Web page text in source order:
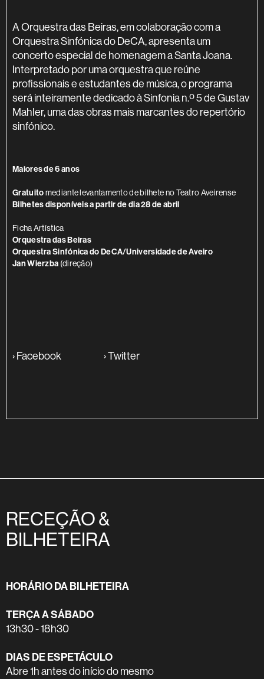
SINOPSE
A Orquestra das Beiras, em colaboração com a
Orquestra Sinfónica do DeCA, apresenta um
concerto especial de homenagem a Santa Joana.
Interpretado por uma orquestra que reúne
profissionais e estudantes de música, o programa
será inteiramente dedicado à Sinfonia n.º 5 de Gustav
Mahler, uma das obras mais marcantes do repertório
sinfónico.
Maiores de 6 anos
Gratuitomediante levantamento de bilhete no Teatro Aveirense
Bilhetes disponíveis a partir de dia 28 de abril
Ficha Artística
Orquestra das Beiras
Orquestra Sinfónica do DeCA/Universidade de Aveiro
Jan Wierzba (direção)
›Facebook ›Twitter
RECEÇÃO &
BILHETEIRA
HORÁRIO DA BILHETEIRA
TERÇA A SÁBADO
13h30 - 18h30
DIAS DE ESPETÁCULO
Abre 1h antes do início do mesmo